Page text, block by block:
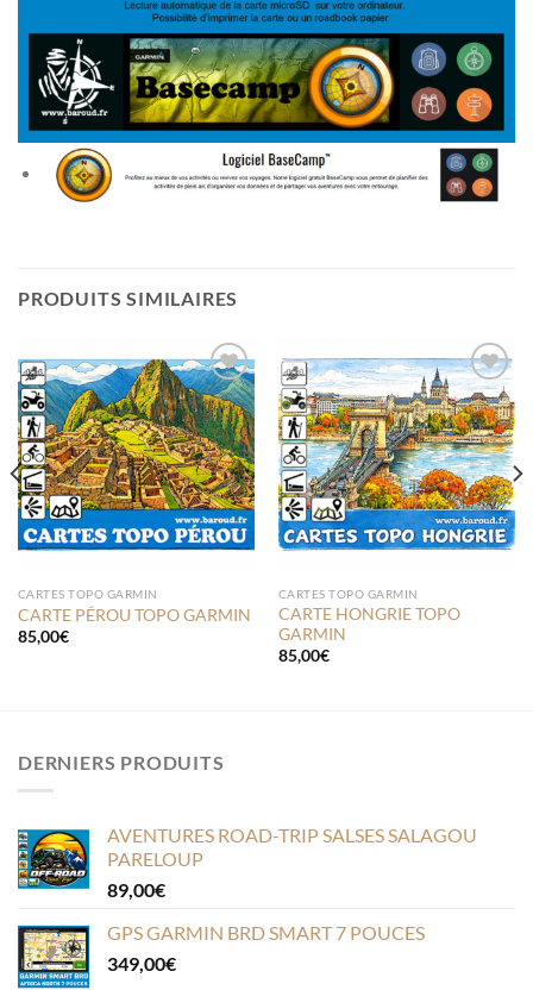
PRODUITS SIMILAIRES
Ajouter
à la liste
de
souhaits
CARTES TOPO GARMIN
CARTE PÉROU TOPO GARMIN
85,00€
Ajouter
à la liste
de
souhaits
CARTES TOPO GARMIN
CARTE HONGRIE TOPO
GARMIN
85,00€
DERNIERS PRODUITS
AVENTURES ROAD-TRIP SALSES SALAGOU
PARELOUP
89,00€
GPS GARMIN BRD SMART 7 POUCES
349,00€